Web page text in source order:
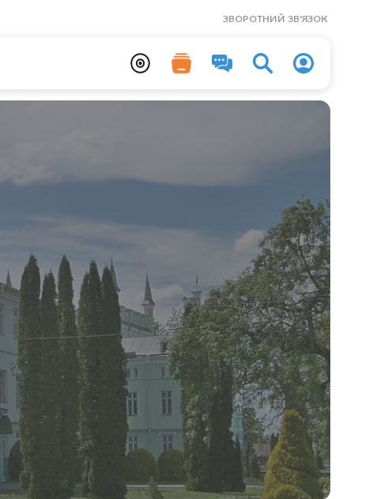
ЗВОРОТНИЙ ЗВ'ЯЗОК